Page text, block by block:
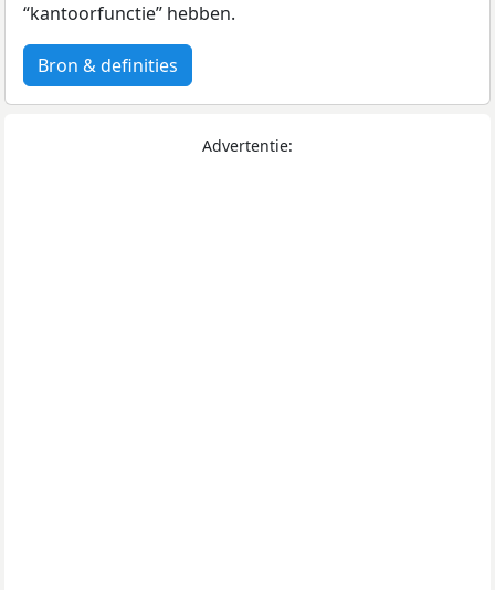
“kantoorfunctie” hebben.
Bron & definities
Advertentie: